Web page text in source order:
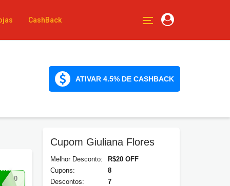
CashBack
ATIVAR 4.5% DE CASHBACK
Cupom Giuliana Flores
Melhor Desconto:
R$20 OFF
Cupons:
8
Descontos:
7